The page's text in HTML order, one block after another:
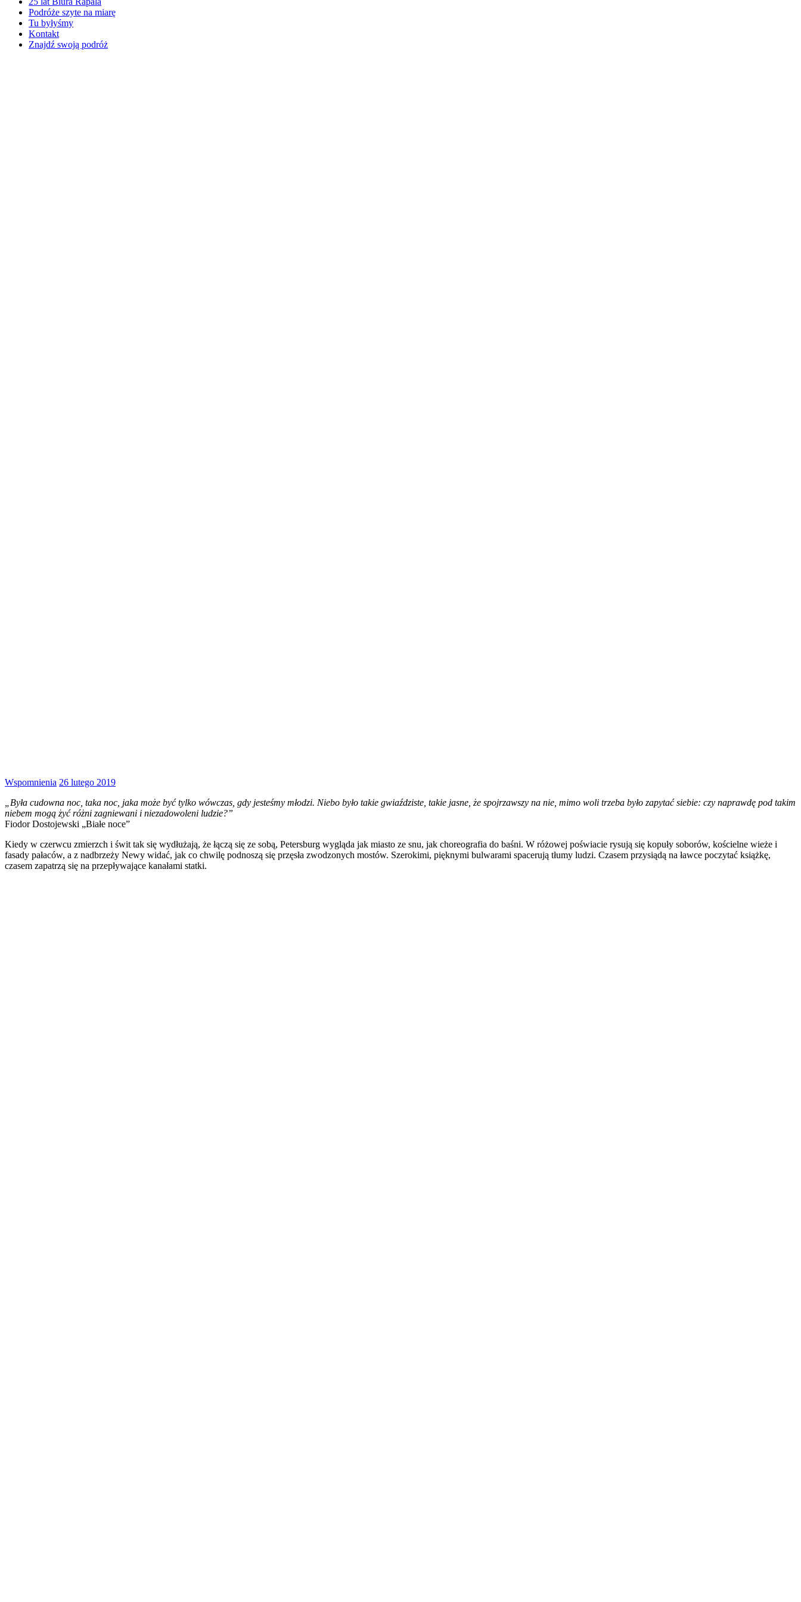
Podróże szyte na miarę
Tu byłyśmy
Kontakt
Znajdź swoją podróż
Wspomnienia 26 lutego 2019
„Była cudowna noc, taka noc, jaka może być tylko wówczas, gdy jesteśmy młodzi. Niebo było takie gwiaździste, takie jasne, że spojrzawszy na nie, mimo woli trzeba było zapytać siebie: czy naprawdę pod takim
niebem mogą żyć różni zagniewani i niezadowoleni ludzie?”
Fiodor Dostojewski „Białe noce”
Kiedy w czerwcu zmierzch i świt tak się wydłużają, że łączą się ze sobą, Petersburg wygląda jak miasto ze snu, jak choreografia do baśni. W różowej poświacie rysują się kopuły soborów, kościelne wieże i
fasady pałaców, a z nadbrzeży Newy widać, jak co chwilę podnoszą się przęsła zwodzonych mostów. Szerokimi, pięknymi bulwarami spacerują tłumy ludzi. Czasem przysiądą na ławce poczytać książkę,
czasem zapatrzą się na przepływające kanałami statki.